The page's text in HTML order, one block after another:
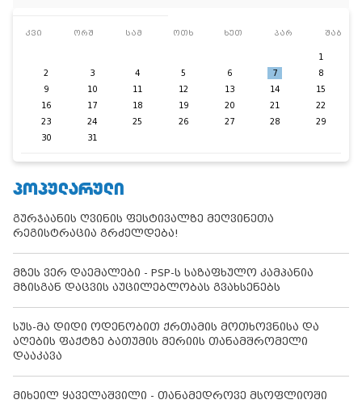
კვი ორშ სამ ოთხ ხუთ პარ შაბ
1
2
3 4 5 6 7
8
9
10 11 12 13 14
15
16
17 18 19 20 21
22
23
24 25 26 27 28
29
30
31
ᲞᲝᲞᲣᲚᲐᲠᲣᲚᲘ
გურჯაანის ღვინის ფესტივალზე მეღვინეთა
რეგისტრაცია გრძელდება!
მზეს ვერ დაემალები - PSP-ს საზაფხულო კამპანია
მზისგან დაცვის აუცილებლობას გვახსენებს
სუს-მა დიდი ოდენობით ქრთამის მოთხოვნისა და
აღების ფაქტზე ბათუმის მერიის თანამშრომელი
დააკავა
მიხეილ ყაველაშვილი - თანამედროვე მსოფლიოში